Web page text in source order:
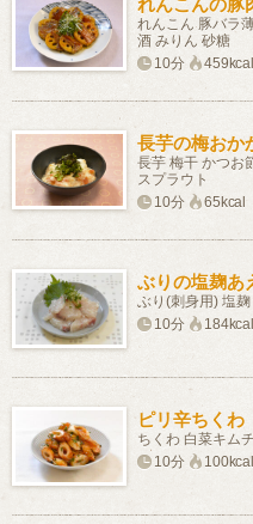
れんこんの豚
れんこん 豚バラ
酒 みりん 砂糖
10分
459kcal
長芋の梅おか
長芋 梅干 かつお
スプラウト
10分
65kcal
ぶりの塩麹あ
ぶり(刺身用) 塩
10分
184kcal
ピリ辛ちくわ
ちくわ 白菜キム
10分
100kcal